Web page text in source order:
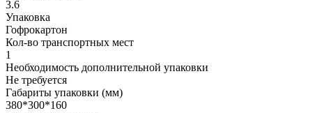
3.6
Упаковка
Гофрокартон
Кол-во транспортных мест
1
Необходимость дополнительной упаковки
Не требуется
Габариты упаковки (мм)
380*300*160